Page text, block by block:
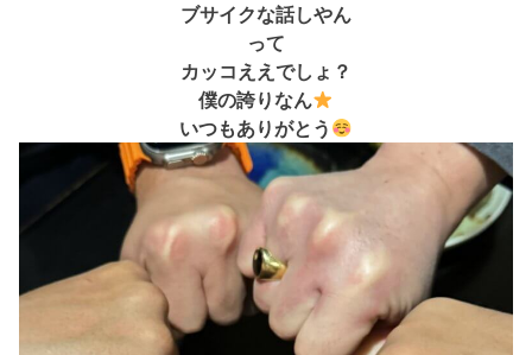
ブサイクな話しやん
って
カッコええでしょ？
僕の誇りなん
いつもありがとう